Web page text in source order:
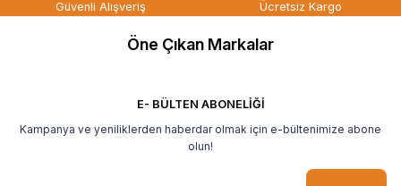
Güvenli Alışveriş
Ücretsiz Kargo
Öne Çıkan Markalar
E- BÜLTEN ABONELİĞİ
Kampanya ve yeniliklerden haberdar olmak için e-bültenimize abone
olun!